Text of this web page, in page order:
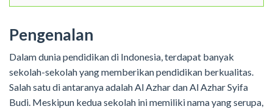
Pengenalan
Dalam dunia pendidikan di Indonesia, terdapat banyak
sekolah-sekolah yang memberikan pendidikan berkualitas.
Salah satu di antaranya adalah Al Azhar dan Al Azhar Syifa
Budi. Meskipun kedua sekolah ini memiliki nama yang serupa,